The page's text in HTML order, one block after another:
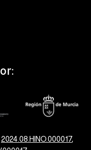
2024.08.HINO.000017,